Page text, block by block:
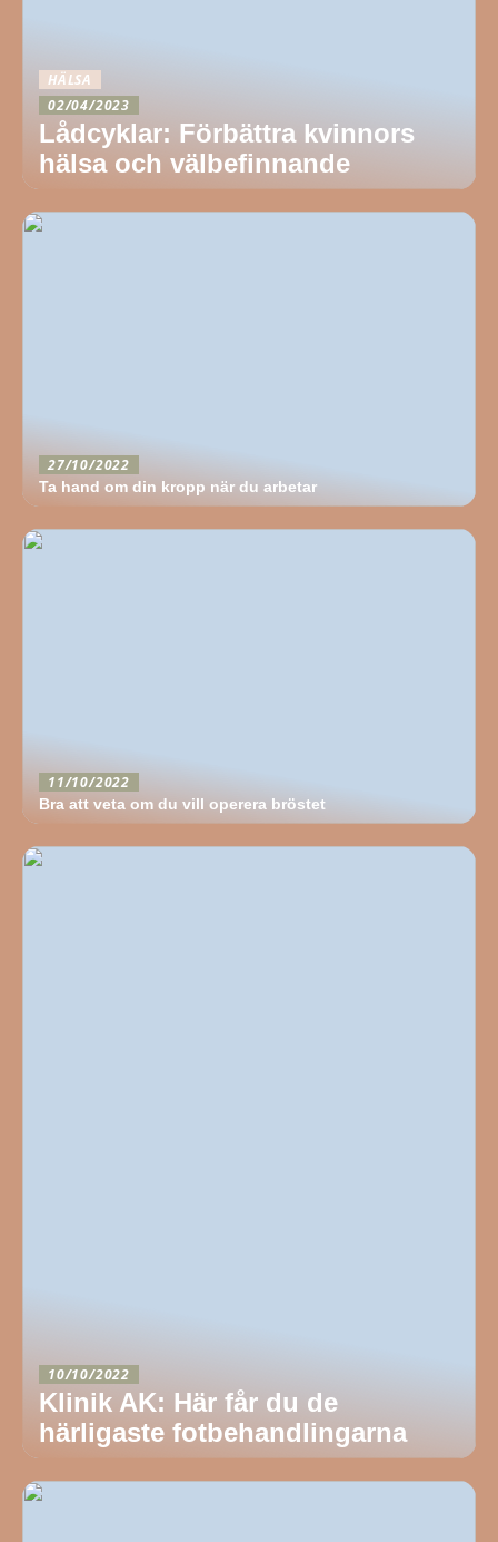
HÄLSA
02/04/2023
Lådcyklar: Förbättra kvinnors
hälsa och välbefinnande
27/10/2022
Ta hand om din kropp när du arbetar
11/10/2022
Bra att veta om du vill operera bröstet
10/10/2022
Klinik AK: Här får du de
härligaste fotbehandlingarna